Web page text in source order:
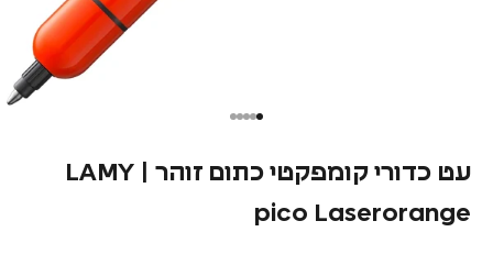
עט כדורי קומפקטי כתום זוהר | LAMY
pico Laserorange